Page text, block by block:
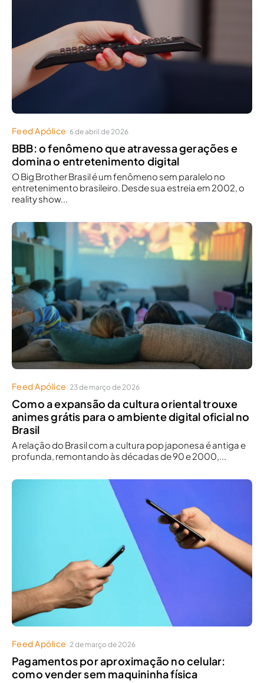
Feed Apólice 6 de abril de 2026
BBB: o fenômeno que atravessa gerações e
domina o entretenimento digital
O Big Brother Brasil é um fenômeno sem paralelo no
entretenimento brasileiro. Desde sua estreia em 2002, o
reality show...
Feed Apólice 23 de março de 2026
Como a expansão da cultura oriental trouxe
animes grátis para o ambiente digital oficial no
Brasil
A relação do Brasil com a cultura pop japonesa é antiga e
profunda, remontando às décadas de 90 e 2000,...
Feed Apólice 2 de março de 2026
Pagamentos por aproximação no celular:
como vender sem maquininha física